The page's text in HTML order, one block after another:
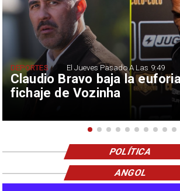
Claudio Bravo baja la
fichaje de Vozinha
DEPORTES El Jueves Pasado A Las 9:49
POLÍTICA
ANGOL